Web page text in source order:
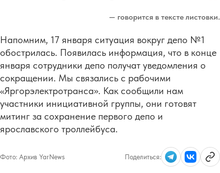
— говорится в тексте листовки.
Напомним, 17 января ситуация вокруг депо №1
обострилась. Появилась информация, что в конце
января сотрудники депо получат уведомления о
сокращении. Мы связались с рабочими
«Яргорэлектротранса». Как сообщили нам
участники инициативной группы, они готовят
митинг за сохранение первого депо и
ярославского троллейбуса.
Фото: Архив YarNews Поделиться: